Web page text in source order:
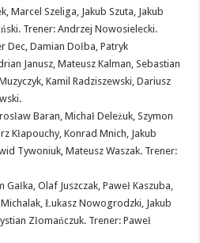
Marcel Szeliga, Jakub Szuta, Jakub
Trener: Andrzej Nowosielecki.
Dec, Damian Dołba, Patryk
Janusz, Mateusz Kalman, Sebastian
Kamil Radziszewski, Dariusz
Baran, Michał Deleżuk, Szymon
Kłapouchy, Konrad Mnich, Jakub
Tywoniuk, Mateusz Waszak. Trener:
Olaf Juszczak, Paweł Kaszuba,
Łukasz Nowogrodzki, Jakub
Złomańczuk. Trener: Paweł